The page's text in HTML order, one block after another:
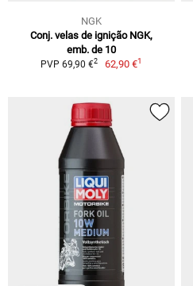
NGK
Conj. velas de ignição NGK,
emb. de 10
PVP 69,90 €2 62,90 €1